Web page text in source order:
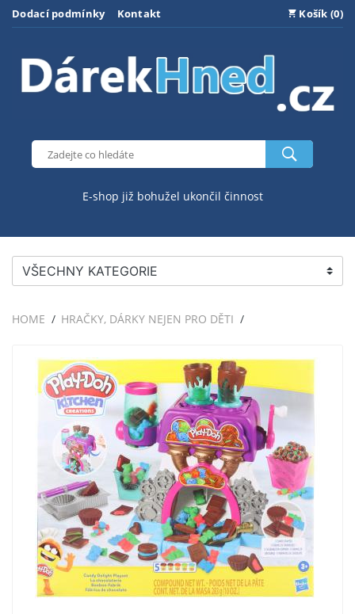
Dodací podmínky Kontakt Košík (0)
E-shop již bohužel ukončil činnost
VŠECHNY KATEGORIE
HOME HRAČKY, DÁRKY NEJEN PRO DĚTI